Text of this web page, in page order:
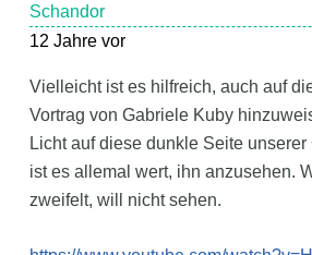
Schandor
12 Jahre vor
Vielleicht ist es hilfreich, auch auf
Vortrag von Gabriele Kuby
Licht auf diese dunkle Seite
ist es allemal wert, ihn anzusehen.
zweifelt, will nicht sehen.